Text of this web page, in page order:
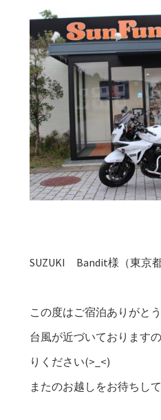
SUZUKI Bandit様（東京都
この度はご宿泊ありがと
台風が近づいております
りください(>_<)
またのお越しをお待ちし